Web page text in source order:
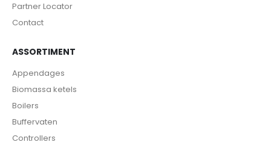
Partner Locator
Contact
ASSORTIMENT
Appendages
Biomassa ketels
Boilers
Buffervaten
Controllers